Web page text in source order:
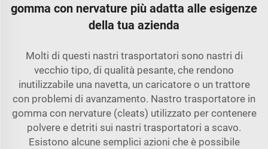
gomma con nervature più adatta alle esigenze
della tua azienda
Molti di questi nastri trasportatori sono nastri di
vecchio tipo, di qualità pesante, che rendono
inutilizzabile una navetta, un caricatore o un trattore
con problemi di avanzamento. Nastro trasportatore in
gomma con nervature (cleats) utilizzato per contenere
polvere e detriti sui nastri trasportatori a scavo.
Esistono alcune semplici azioni che è possibile